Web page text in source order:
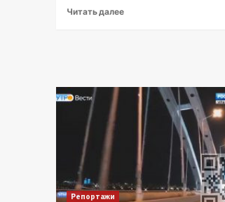
Читать далее
Репортажи